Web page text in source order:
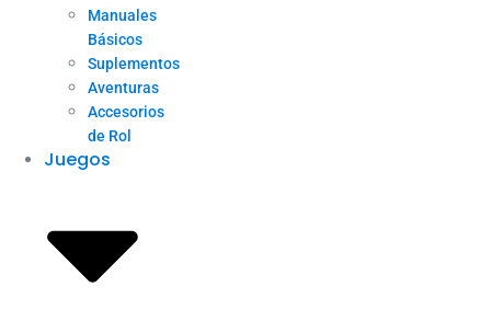
Manuales
Básicos
Suplementos
Aventuras
Accesorios
de Rol
Juegos